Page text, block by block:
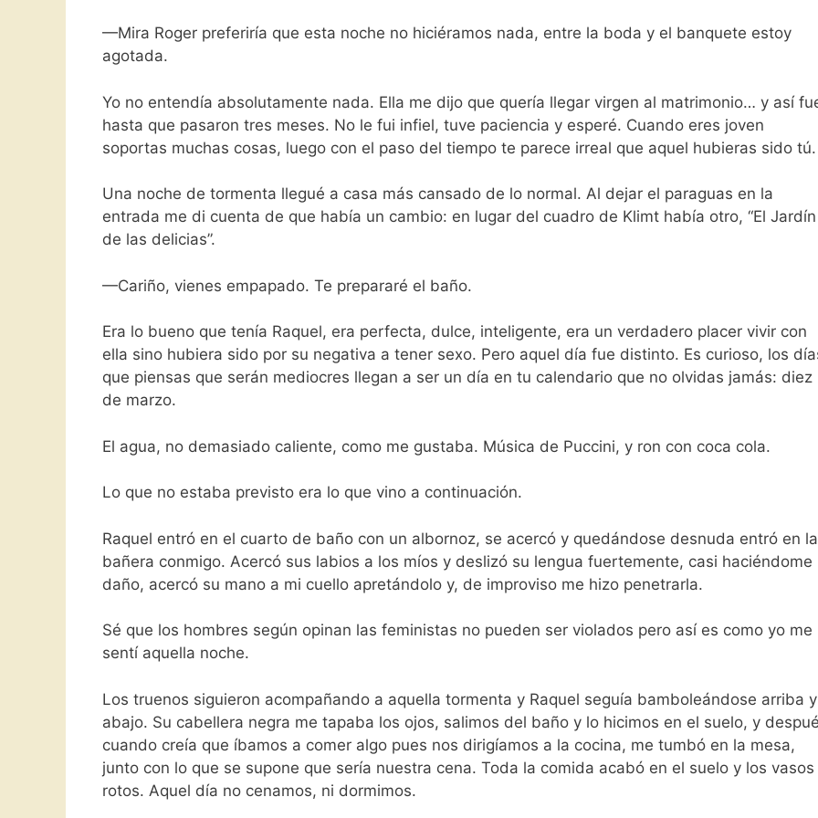
—Mira Roger preferiría que esta noche no hiciéramos nada, entre la boda y el banquete estoy
agotada.
Yo no entendía absolutamente nada. Ella me dijo que quería llegar virgen al matrimonio… y así
hasta que pasaron tres meses. No le fui infiel, tuve paciencia y esperé. Cuando eres joven
soportas muchas cosas, luego con el paso del tiempo te parece irreal que aquel hubieras sido tú.
Una noche de tormenta llegué a casa más cansado de lo normal. Al dejar el paraguas en la
entrada me di cuenta de que había un cambio: en lugar del cuadro de Klimt había otro, “El Jardín
de las delicias”.
—Cariño, vienes empapado. Te prepararé el baño.
Era lo bueno que tenía Raquel, era perfecta, dulce, inteligente, era un verdadero placer vivir con
ella sino hubiera sido por su negativa a tener sexo. Pero aquel día fue distinto. Es curioso, los
que piensas que serán mediocres llegan a ser un día en tu calendario que no olvidas jamás: diez
de marzo.
El agua, no demasiado caliente, como me gustaba. Música de Puccini, y ron con coca cola.
Lo que no estaba previsto era lo que vino a continuación.
Raquel entró en el cuarto de baño con un albornoz, se acercó y quedándose desnuda entró en la
bañera conmigo. Acercó sus labios a los míos y deslizó su lengua fuertemente, casi haciéndome
daño, acercó su mano a mi cuello apretándolo y, de improviso me hizo penetrarla.
Sé que los hombres según opinan las feministas no pueden ser violados pero así es como yo me
sentí aquella noche.
Los truenos siguieron acompañando a aquella tormenta y Raquel seguía bamboleándose arriba y
abajo. Su cabellera negra me tapaba los ojos, salimos del baño y lo hicimos en el suelo, y
cuando creía que íbamos a comer algo pues nos dirigíamos a la cocina, me tumbó en la mesa,
junto con lo que se supone que sería nuestra cena. Toda la comida acabó en el suelo y los vasos
rotos. Aquel día no cenamos, ni dormimos.